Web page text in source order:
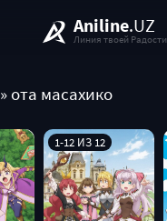
Aniline.UZ
Линия твоей Радости
» ота масахико
1-12 ИЗ 12